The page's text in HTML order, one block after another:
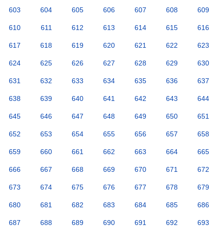
603 604 605 606 607 608 609
610 611 612 613 614 615 616
617 618 619 620 621 622 623
624 625 626 627 628 629 630
631 632 633 634 635 636 637
638 639 640 641 642 643 644
645 646 647 648 649 650 651
652 653 654 655 656 657 658
659 660 661 662 663 664 665
666 667 668 669 670 671 672
673 674 675 676 677 678 679
680 681 682 683 684 685 686
687 688 689 690 691 692 693